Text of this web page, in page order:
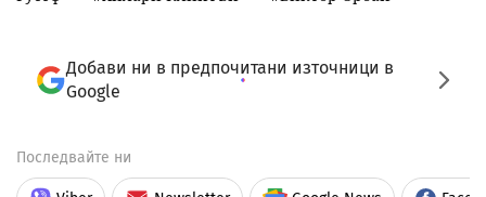
Добави ни в предпочитани източници в
Google
Последвайте ни